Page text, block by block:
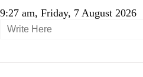
9:27 am, Friday, 7 August 2026